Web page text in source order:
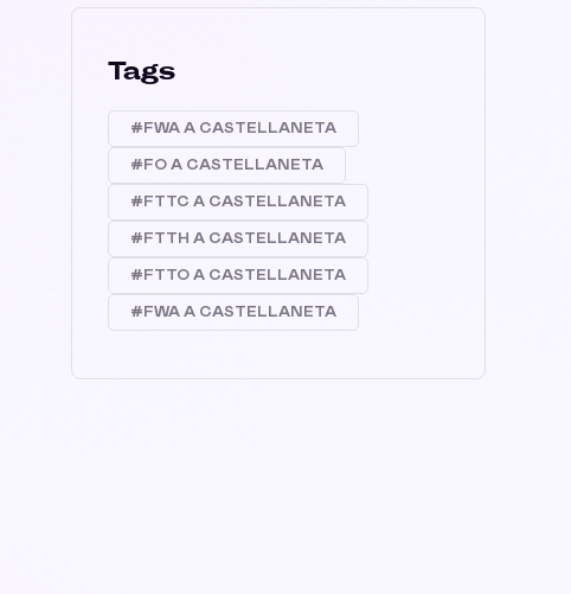
Tags
#FWA A CASTELLANETA
#FO A CASTELLANETA
#FTTC A CASTELLANETA
#FTTH A CASTELLANETA
#FTTO A CASTELLANETA
#FWA A CASTELLANETA